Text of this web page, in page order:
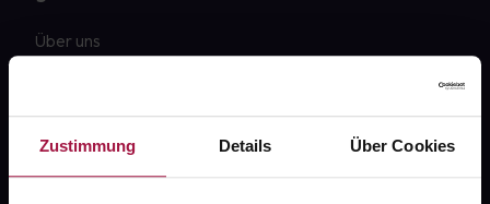
Zustimmung Details Über Cookies
Über uns
Newsletter